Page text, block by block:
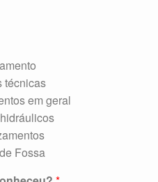
técnicas
em geral
Fossa